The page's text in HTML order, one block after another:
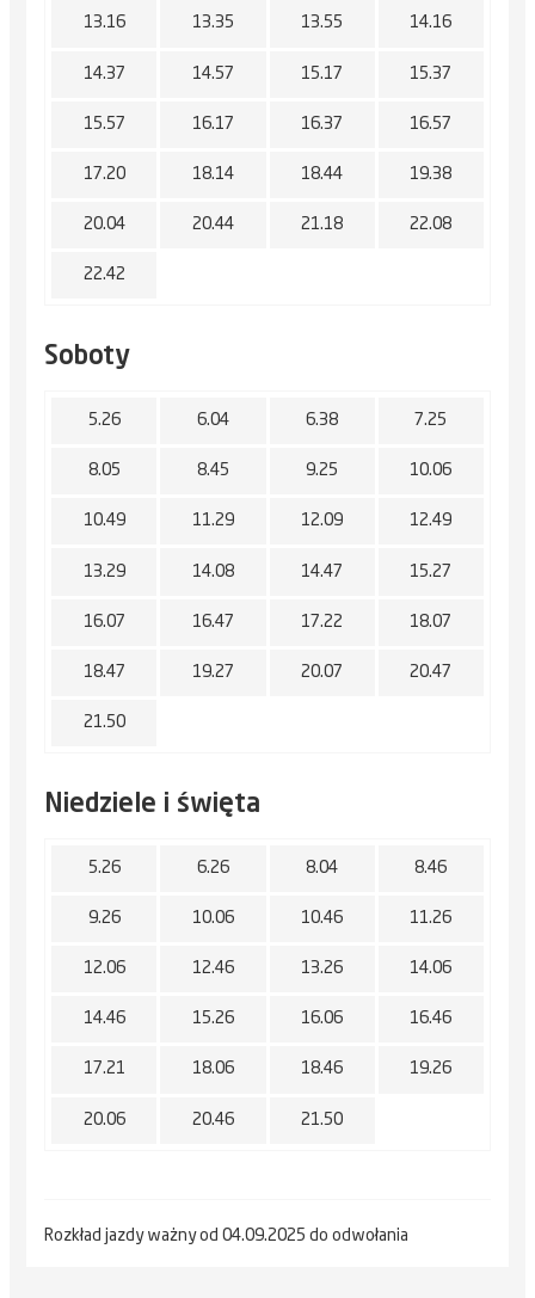
13.16 13.35 13.55 14.16
14.37 14.57 15.17 15.37
15.57 16.17 16.37 16.57
17.20 18.14 18.44 19.38
20.04 20.44 21.18 22.08
22.42
Soboty
5.26 6.04 6.38 7.25
8.05 8.45 9.25 10.06
10.49 11.29 12.09 12.49
13.29 14.08 14.47 15.27
16.07 16.47 17.22 18.07
18.47 19.27 20.07 20.47
21.50
Niedziele i święta
5.26 6.26 8.04 8.46
9.26 10.06 10.46 11.26
12.06 12.46 13.26 14.06
14.46 15.26 16.06 16.46
17.21 18.06 18.46 19.26
20.06 20.46 21.50
Rozkład jazdy ważny od 04.09.2025 do odwołania